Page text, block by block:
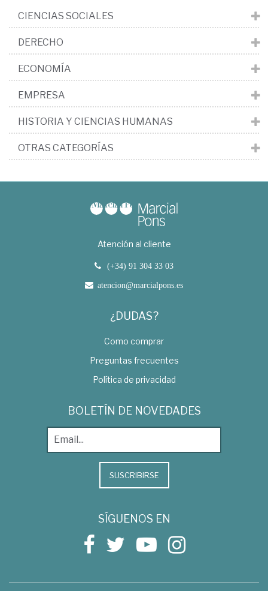
CIENCIAS SOCIALES
DERECHO
ECONOMÍA
EMPRESA
HISTORIA Y CIENCIAS HUMANAS
OTRAS CATEGORÍAS
Atención al cliente
(+34) 91 304 33 03
atencion@marcialpons.es
¿DUDAS?
Como comprar
Preguntas frecuentes
Política de privacidad
BOLETÍN DE NOVEDADES
SUSCRIBIRSE
SÍGUENOS EN